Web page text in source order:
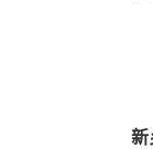
新